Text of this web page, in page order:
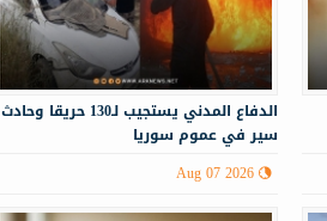
الدفاع المدني يستجيب لـ130 حريقا وحادث
سير في عموم سوريا
Aug 07 2026